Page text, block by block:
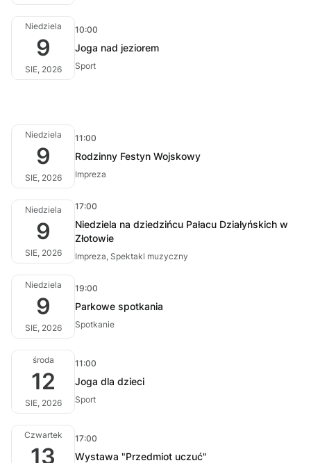
Niedziela
9
SIE, 2026
10:00
Joga nad jeziorem
Sport
Niedziela
9
SIE, 2026
11:00
Rodzinny Festyn Wojskowy
Impreza
Niedziela
9
SIE, 2026
17:00
Niedziela na dziedzińcu Pałacu Działyńskich w
Złotowie
Impreza, Spektakl muzyczny
Niedziela
9
SIE, 2026
19:00
Parkowe spotkania
Spotkanie
środa
12
SIE, 2026
11:00
Joga dla dzieci
Sport
Czwartek
13
17:00
Wystawa "Przedmiot uczuć"